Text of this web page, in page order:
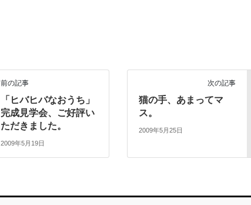
前の記事
「ヒバヒバなおうち」
完成見学会、ご好評い
ただきました。
2009年5月19日
次の記事
猫の手、あまってマ
ス。
2009年5月25日